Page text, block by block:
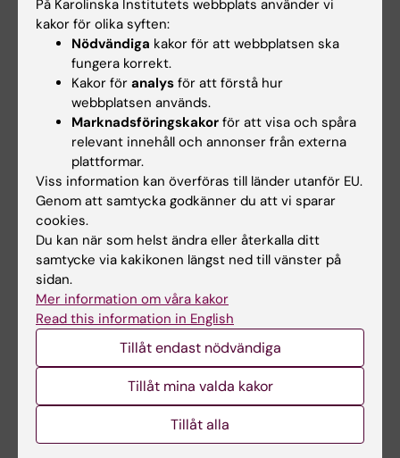
Lehtiö vid KI får… Institutet, har…
10 jul 2026
Novo Nordisk-anslag
till KI-forskare för
nydanande tester av
läkemedel
Vid kardiometabola
sjukdomar som typ-2
diabetes och åderförkalkning…
9 jul 2026
andra anslag från
Novo Nordisk-
om kronisk smärta
Kronisk smärta drabbar
miljontals människor i hela
världen, men dagens…
På Karolinska Institutets webbplats använder vi
kakor för olika syften:
Nödvändiga kakor för att webbplatsen ska
fungera korrekt.
Kakor för analys för att förstå hur
webbplatsen används.
Marknadsföringskakor för att visa och spåra
relevant innehåll och annonser från externa
plattformar.
Viss information kan överföras till länder utanför EU.
Genom att samtycka godkänner du att vi sparar
cookies.
Du kan när som helst ändra eller återkalla ditt
samtycke via kakikonen längst ned till vänster på
sidan.
Mer information om våra kakor
Read this information in English
Tillåt endast nödvändiga
Tillåt mina valda kakor
Tillåt alla